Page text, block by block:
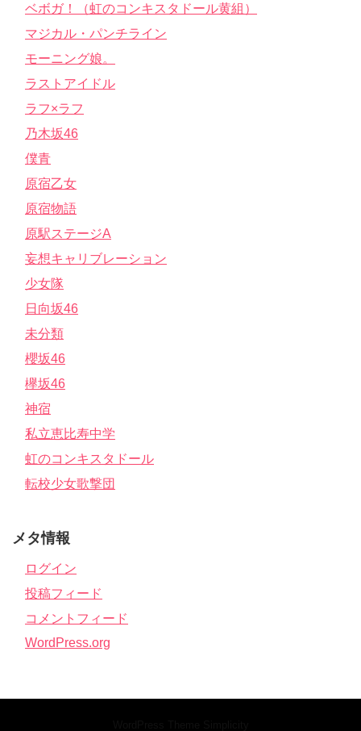
ベボガ！（虹のコンキスタドール黄組）
マジカル・パンチライン
モーニング娘。
ラストアイドル
ラフ×ラフ
乃木坂46
僕青
原宿乙女
原宿物語
原駅ステージA
妄想キャリブレーション
少女隊
日向坂46
未分類
櫻坂46
欅坂46
神宿
私立恵比寿中学
虹のコンキスタドール
転校少女歌撃団
メタ情報
ログイン
投稿フィード
コメントフィード
WordPress.org